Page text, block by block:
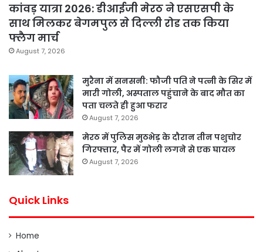
कांवड़ यात्रा 2026: डीआईजी मेरठ ने एसएसपी के
साथ मिलकर बेगमपुल से दिल्ली रोड तक किया
फ्लैग मार्च
August 7, 2026
मुरैना में सनसनी: फौजी पति ने पत्नी के सिर में
मारी गोली, अस्पताल पहुंचाने के बाद मौत का
पता चलते ही हुआ फरार
August 7, 2026
मेरठ में पुलिस मुठभेड़ के दौरान तीन पशुचोर
गिरफ्तार, पैर में गोली लगने से एक घायल
August 7, 2026
Quick Links
Home